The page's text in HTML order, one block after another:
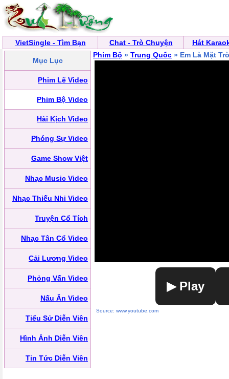
VietSingle - Tìm Bạn Chat - Trò Chuyện Hát
Mục Lục
Phim Lẽ Video
Phim Bộ Video
Hài Kịch Video
Phóng Sự Video
Game Show Việt
Nhạc Music Video
Nhạc Thiếu Nhi Video
Truyện Cổ Tích
Nhạc Tân Cổ Video
Cải Lương Video
Phỏng Vấn Video
Nấu Ăn Video
Tiểu Sử Diễn Viên
Hình Ảnh Diễn Viên
Tin Tức Diễn Viên
Phim Bộ » Trung Quốc » Em Là Mặt
▶ Play
Source: www.youtube.com